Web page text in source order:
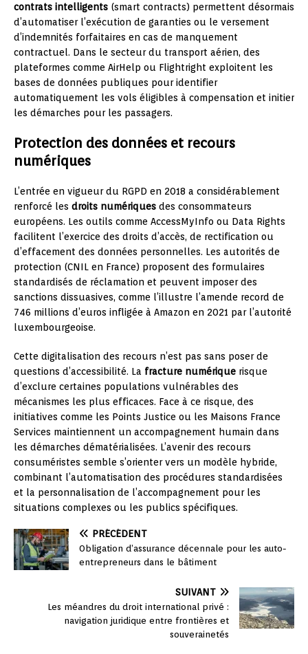
contrats intelligents (smart contracts) permettent désormais
d’automatiser l’exécution de garanties ou le versement
d’indemnités forfaitaires en cas de manquement
contractuel. Dans le secteur du transport aérien, des
plateformes comme AirHelp ou Flightright exploitent les
bases de données publiques pour identifier
automatiquement les vols éligibles à compensation et initier
les démarches pour les passagers.
Protection des données et recours
numériques
L’entrée en vigueur du RGPD en 2018 a considérablement
renforcé les droits numériques des consommateurs
européens. Les outils comme AccessMyInfo ou Data Rights
facilitent l’exercice des droits d’accès, de rectification ou
d’effacement des données personnelles. Les autorités de
protection (CNIL en France) proposent des formulaires
standardisés de réclamation et peuvent imposer des
sanctions dissuasives, comme l’illustre l’amende record de
746 millions d’euros infligée à Amazon en 2021 par l’autorité
luxembourgeoise.
Cette digitalisation des recours n’est pas sans poser de
questions d’accessibilité. La fracture numérique risque
d’exclure certaines populations vulnérables des
mécanismes les plus efficaces. Face à ce risque, des
initiatives comme les Points Justice ou les Maisons France
Services maintiennent un accompagnement humain dans
les démarches dématérialisées. L’avenir des recours
consuméristes semble s’orienter vers un modèle hybride,
combinant l’automatisation des procédures standardisées
et la personnalisation de l’accompagnement pour les
situations complexes ou les publics spécifiques.
PRÉCÉDENT
Obligation d’assurance décennale pour les auto-
entrepreneurs dans le bâtiment
SUIVANT
Les méandres du droit international privé :
navigation juridique entre frontières et
souverainetés